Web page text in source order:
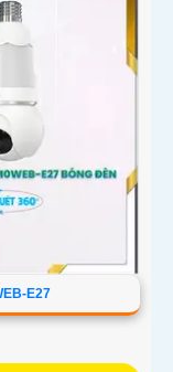
E27